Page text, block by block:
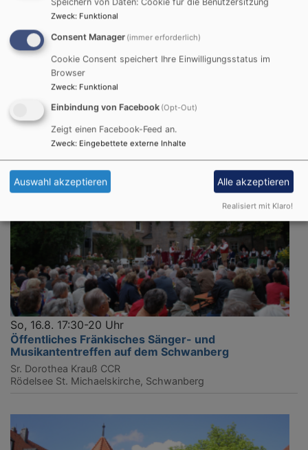
So, 16.8. 14-15:30 Uhr
Schlossparkführung auf dem Schwanberg immer am
3. Sonntag im Monat - von Juni bis Oktober im
Anschluss ein Kirchentreppenkonzert
Sr. Dorothea Krauß CCR
So, 16.8. 17:30-20 Uhr
Öffentliches Fränkisches Sänger- und
Musikantentreffen auf dem Schwanberg
Sr. Dorothea Krauß CCR
Rödelsee St. Michaelskirche, Schwanberg
Zweck: Funktional
Consent Manager (immer erforderlich)
Cookie Consent speichert Ihre Einwilligungsstatus im
Browser
Zweck: Funktional
Einbindung von Facebook (Opt-Out)
Zeigt einen Facebook-Feed an.
Zweck: Eingebettete externe Inhalte
Auswahl akzeptieren Alle akzeptieren
Realisiert mit Klaro!